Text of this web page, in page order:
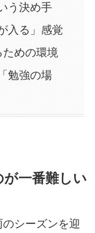
う決め手
入る」感覚
ための環境
勉強の場
一番難しい
シーズンを迎